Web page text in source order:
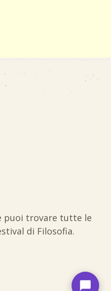
puoi trovare tutte le
di Filosofia.